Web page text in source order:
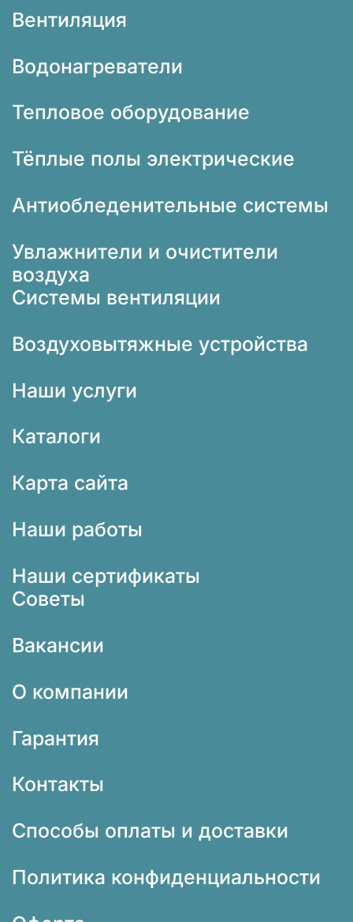
Вентиляция
Водонагреватели
Тепловое оборудование
Тёплые полы электрические
Антиобледенительные системы
Увлажнители и очистители
воздуха
Системы вентиляции
Воздуховытяжные устройства
Наши услуги
Каталоги
Карта сайта
Наши работы
Наши сертификаты
Советы
Вакансии
О компании
Гарантия
Контакты
Способы оплаты и доставки
Политика конфиденциальности